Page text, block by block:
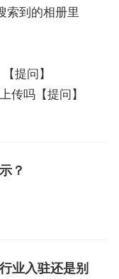
索到的相册里
提问】
传吗【提问】
？
业入驻还是别